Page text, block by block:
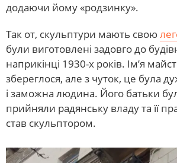
додаючи йому «родзинку».
Так от, скульптури мають свою
були виготовлені задовго до
наприкінці 1930-х років. Ім’я
збереглося, але з чуток, це була
і заможна людина. Його батьки
прийняли радянську владу та її
став скульптором.